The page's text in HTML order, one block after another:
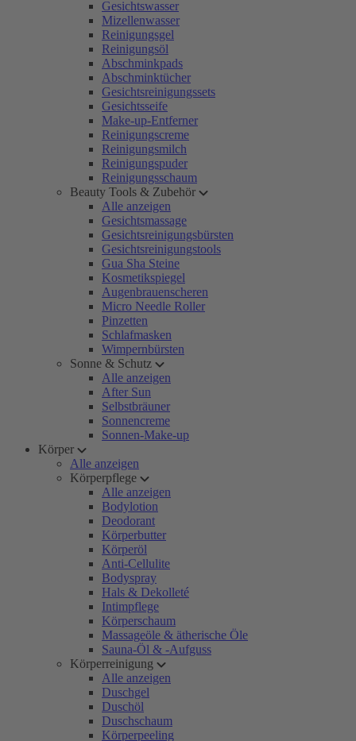
Gesichtswasser
Mizellenwasser
Reinigungsgel
Reinigungsöl
Abschminkpads
Abschminktücher
Gesichtsreinigungssets
Gesichtsseife
Make-up-Entferner
Reinigungscreme
Reinigungsmilch
Reinigungspuder
Reinigungsschaum
Beauty Tools & Zubehör
Alle anzeigen
Gesichtsmassage
Gesichtsreinigungsbürsten
Gesichtsreinigungstools
Gua Sha Steine
Kosmetikspiegel
Augenbrauenscheren
Micro Needle Roller
Pinzetten
Schlafmasken
Wimpernbürsten
Sonne & Schutz
Alle anzeigen
After Sun
Selbstbräuner
Sonnencreme
Sonnen-Make-up
Körper
Alle anzeigen
Körperpflege
Alle anzeigen
Bodylotion
Deodorant
Körperbutter
Körperöl
Anti-Cellulite
Bodyspray
Hals & Dekolleté
Intimpflege
Körperschaum
Massageöle & ätherische Öle
Sauna-Öl & -Aufguss
Körperreinigung
Alle anzeigen
Duschgel
Duschöl
Duschschaum
Körperpeeling